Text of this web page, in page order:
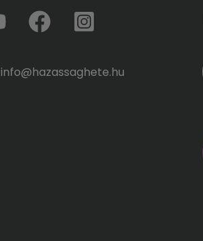
info@hazassaghete.hu